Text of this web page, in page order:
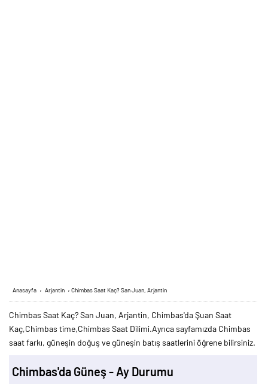
Anasayfa › Arjantin › Chimbas Saat Kaç? San Juan, Arjantin
Chimbas Saat Kaç? San Juan, Arjantin, Chimbas'da Şuan Saat
Kaç,Chimbas time,Chimbas Saat Dilimi.Ayrıca sayfamızda Chimbas
saat farkı, güneşin doğuş ve güneşin batış saatlerini öğrene bilirsiniz.
Chimbas'da Güneş - Ay Durumu